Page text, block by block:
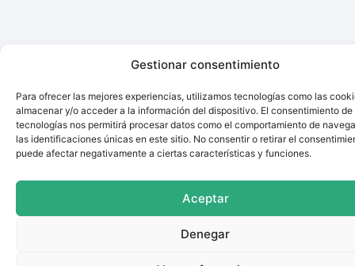
Gestionar consentimiento
Para ofrecer las mejores experiencias, utilizamos tecnologías como las
almacenar y/o acceder a la información del dispositivo. El consentimiento de
tecnologías nos permitirá procesar datos como el comportamiento de
las identificaciones únicas en este sitio. No consentir o retirar el
puede afectar negativamente a ciertas características y funciones.
Aceptar
Denegar